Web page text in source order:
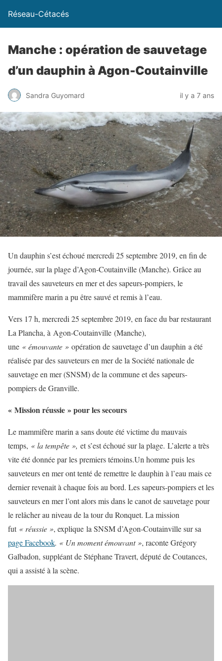
Réseau-Cétacés
Manche : opération de sauvetage
d’un dauphin à Agon-Coutainville
Sandra Guyomard il y a 7 ans
Un dauphin s’est échoué mercredi 25 septembre 2019, en fin de
journée, sur la plage d’Agon-Coutainville (Manche). Grâce au
travail des sauveteurs en mer et des sapeurs-pompiers, le
mammifère marin a pu être sauvé et remis à l’eau.
Vers 17 h, mercredi 25 septembre 2019, en face du bar restaurant
La Plancha, à Agon-Coutainville (Manche),
une « émouvante » opération de sauvetage d’un dauphin a été
réalisée par des sauveteurs en mer de la Société nationale de
sauvetage en mer (SNSM) de la commune et des sapeurs-
pompiers de Granville.
« Mission réussie » pour les secours
Le mammifère marin a sans doute été victime du mauvais
temps, « la tempête », et s’est échoué sur la plage. L’alerte a très
vite été donnée par les premiers témoins.Un homme puis les
sauveteurs en mer ont tenté de remettre le dauphin à l’eau mais ce
dernier revenait à chaque fois au bord. Les sapeurs-pompiers et les
sauveteurs en mer l’ont alors mis dans le canot de sauvetage pour
le relâcher au niveau de la tour du Ronquet. La mission
fut « réussie », explique la SNSM d’Agon-Coutainville sur sa
page Facebook. « Un moment émouvant », raconte Grégory
Galbadon, suppléant de Stéphane Travert, député de Coutances,
qui a assisté à la scène.